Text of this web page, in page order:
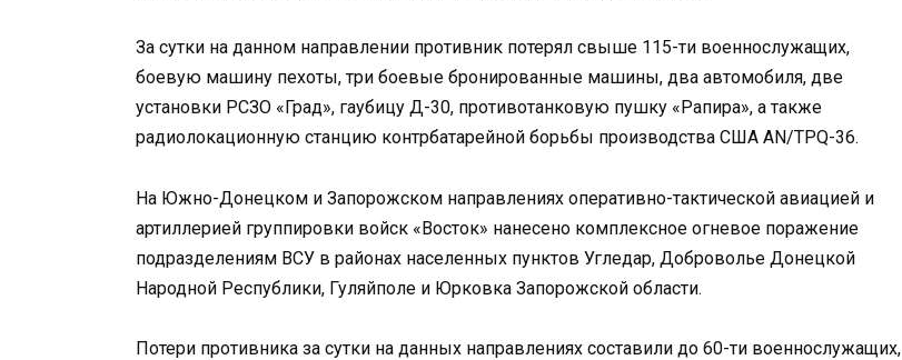
За сутки на данном направлении противник потерял свыше 115-ти военнослужащих,
боевую машину пехоты, три боевые бронированные машины, два автомобиля, две
установки РСЗО «Град», гаубицу Д-30, противотанковую пушку «Рапира», а также
радиолокационную станцию контрбатарейной борьбы производства США AN/TPQ-36.
На Южно-Донецком и Запорожском направлениях оперативно-тактической авиацией и
артиллерией группировки войск «Восток» нанесено комплексное огневое поражение
подразделениям ВСУ в районах населенных пунктов Угледар, Доброволье Донецкой
Народной Республики, Гуляйполе и Юрковка Запорожской области.
Потери противника за сутки на данных направлениях составили до 60-ти военнослужащих,